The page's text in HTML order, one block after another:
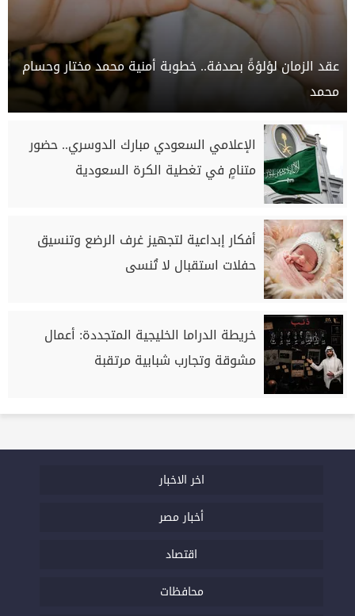
عقد الزمان لؤلؤةً بصدفة.. خطوبة أمنية محمد مختار وحسام
محمد
الإعلامي السعودي مبارك الدوسري.. حضور
متنامٍ في تغطية الكرة السعودية
أفكار إبداعية لتجهيز غرف الرضع وتنسيق
حفلات استقبال لا تُنسى
خريطة الدراما الخليجية المتجددة: أعمال
مشوقة وتجارب شبابية مرتقبة
اخر الاخبار
أخبار مصر
اقتصاد
محافظات